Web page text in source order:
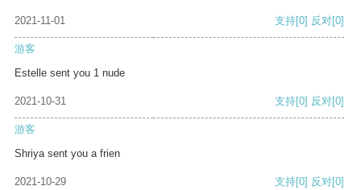
2021-11-01 支持[0] 反对[0]
游客
Estelle sent you 1 nude
2021-10-31 支持[0] 反对[0]
游客
Shriya sent you a frien
2021-10-29 支持[0] 反对[0]